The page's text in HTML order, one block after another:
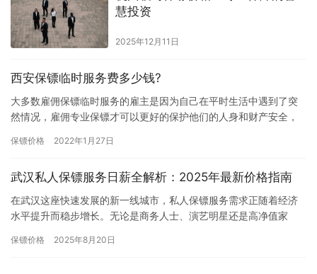
慧投资
2025年12月11日
西安保镖临时服务费多少钱?
大多数雇佣保镖临时服务的雇主是因为自己在平时生活中遇到了突
然情况，雇佣专业保镖才可以更好的保护他们的人身和财产安全，
算，那西…
保镖价格 2022年1月27日
武汉私人保镖服务日薪全解析：2025年最新价格指南
在武汉这座快速发展的新一线城市，私人保镖服务需求正随着经济
水平提升而稳步增长。无论是商务人士、演艺明星还是高净值家
地区私人…
保镖价格 2025年8月20日